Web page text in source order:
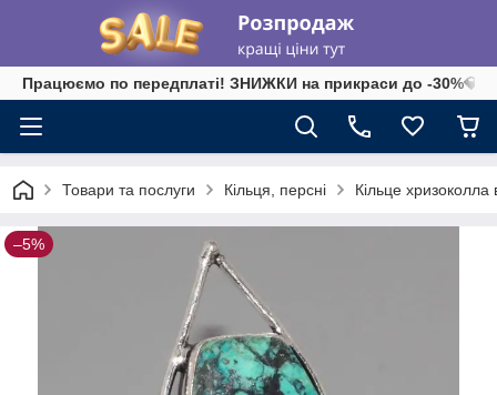
Працюємо по передплаті! ЗНИЖКИ на прикраси до -30%💎
Товари та послуги Кільця, персні Кільце хризоколла
–5%